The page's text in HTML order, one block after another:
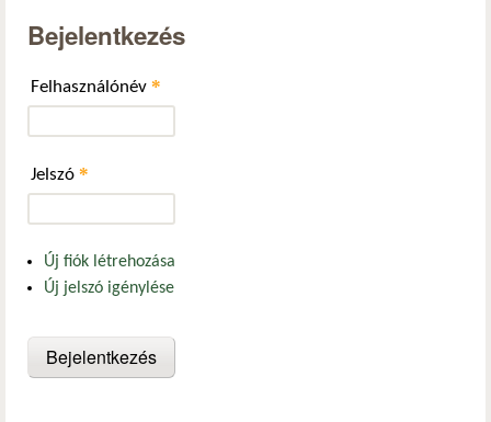
Bejelentkezés
Felhasználónév *
Jelszó *
Új fiók létrehozása
Új jelszó igénylése